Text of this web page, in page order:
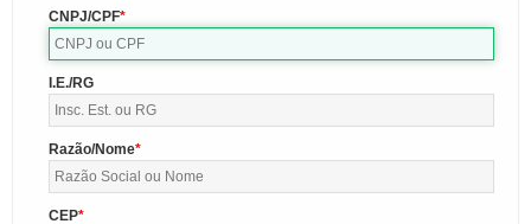
CNPJ/CPF
I.E./RG
Razão/Nome
CEP